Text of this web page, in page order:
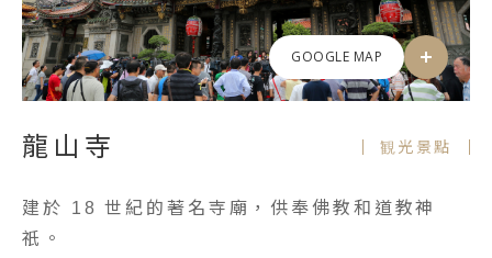
GOOGLE MAP
龍山寺 観光景點
建於 18 世紀的著名寺廟，供奉佛教和道教神
祇。